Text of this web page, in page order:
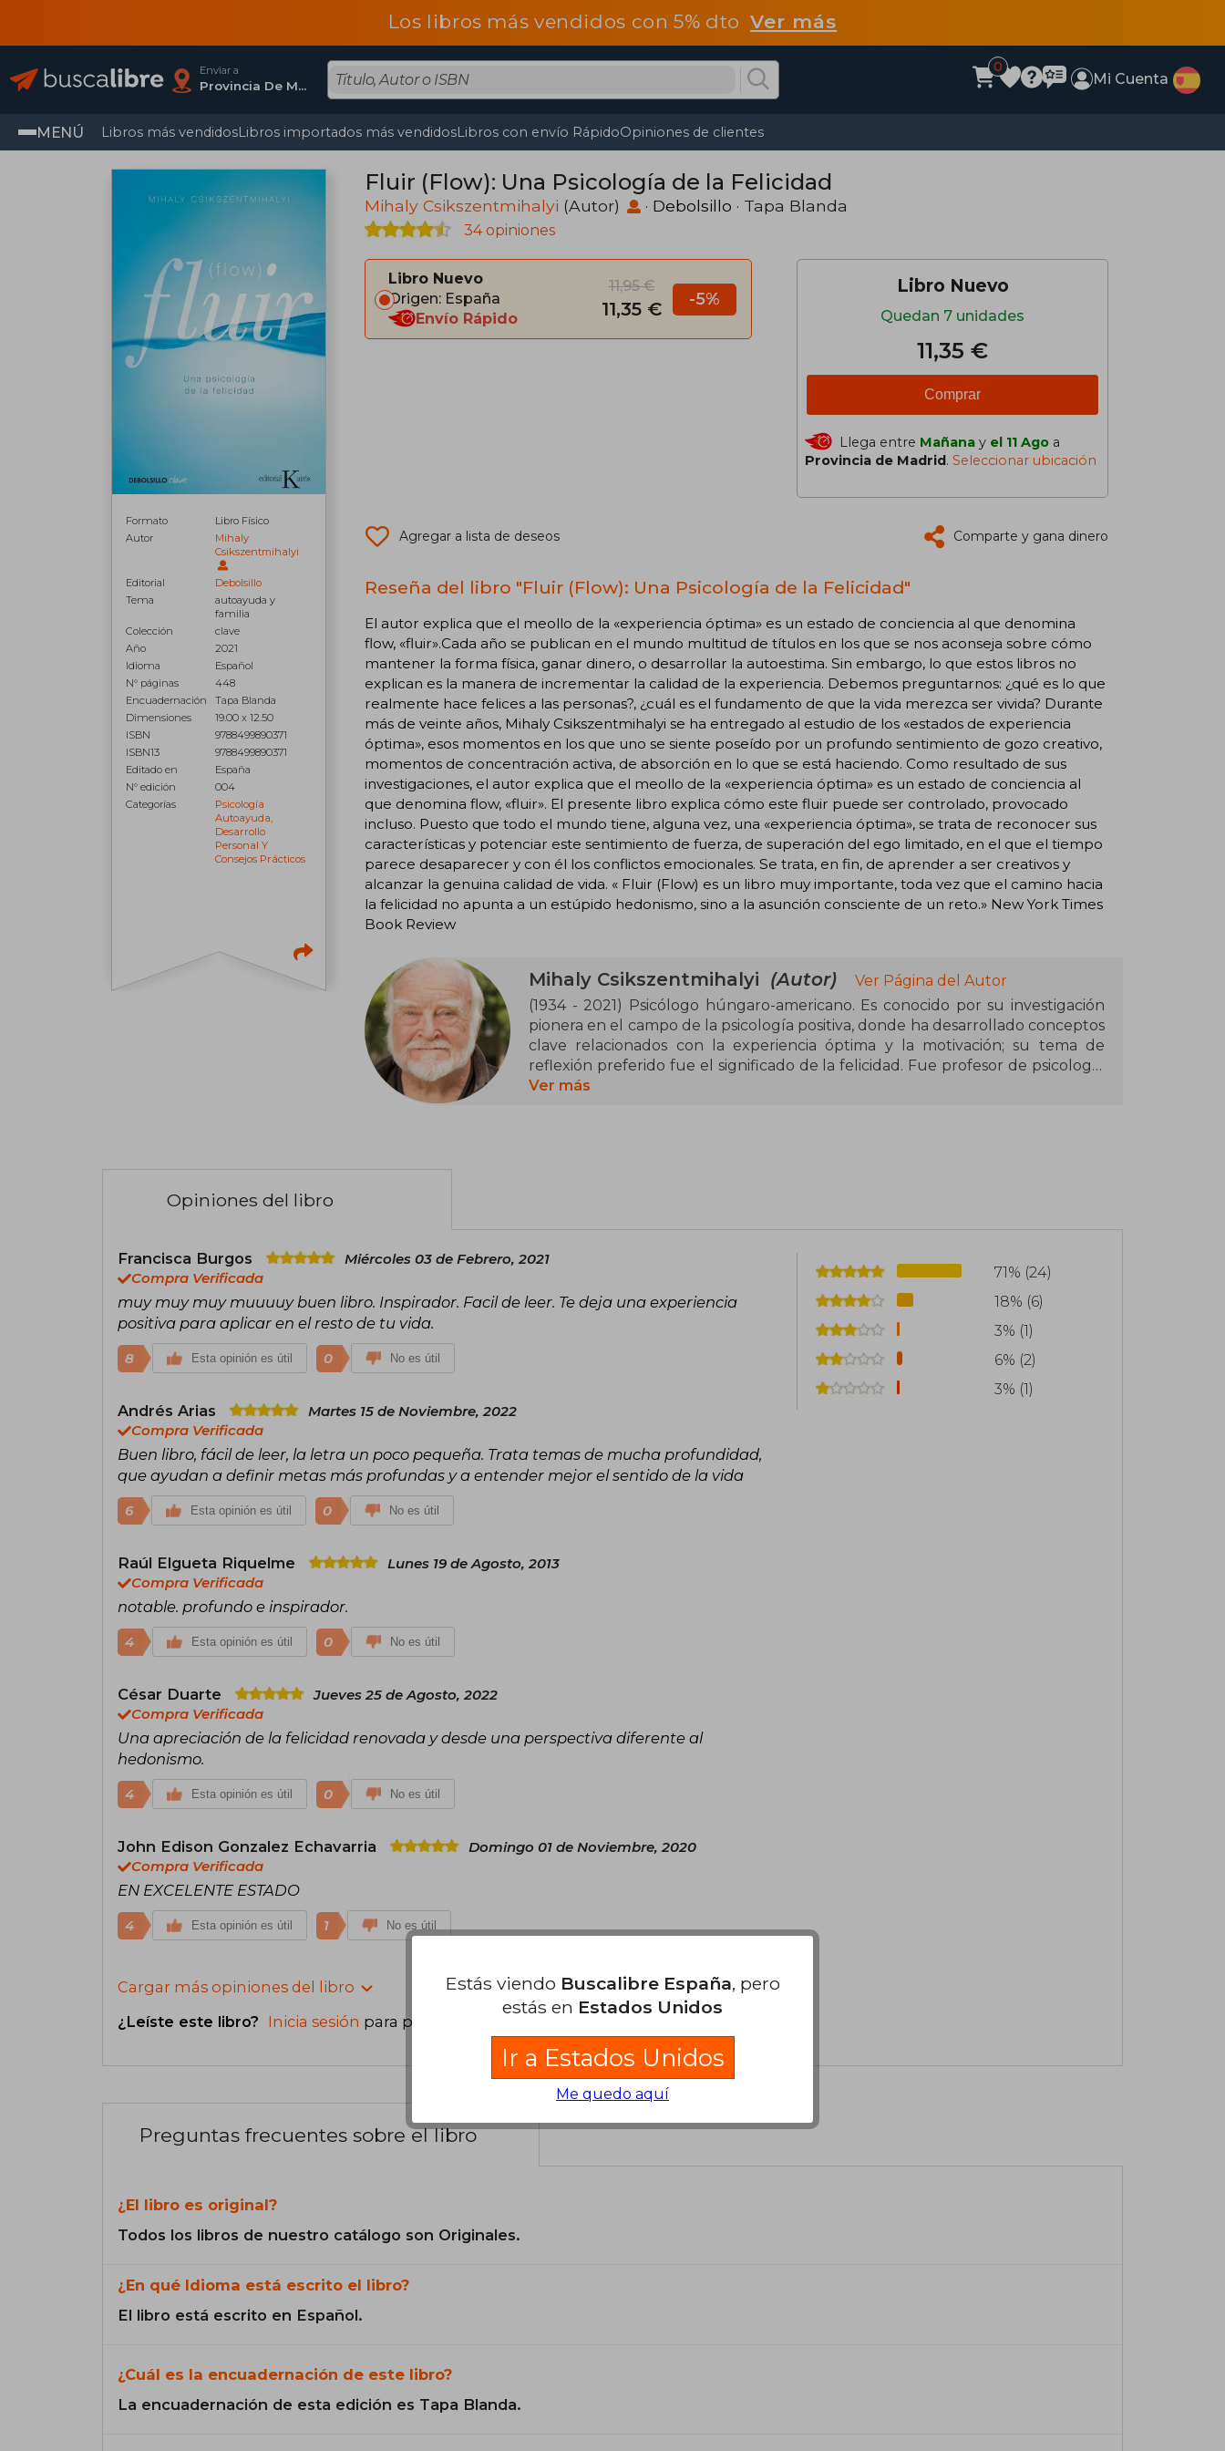
Los libros más vendidos con 5% dtoVer más
Enviar a
Provincia De Madrid
0
Mi Cuenta
MENÚ Libros más vendidosLibros importados más vendidosLibros con envío RápidoOpiniones de clientes
Formato
Libro Físico
Autor
Mihaly
Csikszentmihalyi
Editorial
Debolsillo
Tema
autoayuda y
familia
Colección
clave
Año
2021
Idioma
Español
N° páginas
448
Encuadernación
Tapa Blanda
Dimensiones
19.00 x 12.50
ISBN
9788499890371
ISBN13
9788499890371
Editado en
España
N° edición
004
Categorías
Psicología
Autoayuda,
Desarrollo
Personal Y
Consejos Prácticos
Fluir (Flow): Una Psicología de la Felicidad
Mihaly Csikszentmihalyi (Autor) · Debolsillo · Tapa Blanda
34 opiniones
Libro Nuevo
Origen: España
Envío Rápido
11,95 €
11,35 € -5%
Libro Nuevo
Quedan 7 unidades
11,35 €
Comprar
Llega entre Mañana y el 11 Ago a
Provincia de Madrid. Seleccionar ubicación
Agregar a lista de deseos Comparte y gana dinero
Reseña del libro "Fluir (Flow): Una Psicología de la Felicidad"
El autor explica que el meollo de la «experiencia óptima» es un estado de conciencia al que denomina
flow, «fluir».Cada año se publican en el mundo multitud de títulos en los que se nos aconseja sobre cómo
mantener la forma física, ganar dinero, o desarrollar la autoestima. Sin embargo, lo que estos libros no
explican es la manera de incrementar la calidad de la experiencia. Debemos preguntarnos: ¿qué es lo que
realmente hace felices a las personas?, ¿cuál es el fundamento de que la vida merezca ser vivida? Durante
más de veinte años, Mihaly Csikszentmihalyi se ha entregado al estudio de los «estados de experiencia
óptima», esos momentos en los que uno se siente poseído por un profundo sentimiento de gozo creativo,
momentos de concentración activa, de absorción en lo que se está haciendo. Como resultado de sus
investigaciones, el autor explica que el meollo de la «experiencia óptima» es un estado de conciencia al
que denomina flow, «fluir». El presente libro explica cómo este fluir puede ser controlado, provocado
incluso. Puesto que todo el mundo tiene, alguna vez, una «experiencia óptima», se trata de reconocer sus
características y potenciar este sentimiento de fuerza, de superación del ego limitado, en el que el tiempo
parece desaparecer y con él los conflictos emocionales. Se trata, en fin, de aprender a ser creativos y
alcanzar la genuina calidad de vida. « Fluir (Flow) es un libro muy importante, toda vez que el camino hacia
la felicidad no apunta a un estúpido hedonismo, sino a la asunción consciente de un reto.» New York Times
Book Review
Mihaly Csikszentmihalyi (Autor)
Ver Página del Autor
(1934 - 2021) Psicólogo húngaro-americano. Es conocido por su investigación
pionera en el campo de la psicología positiva, donde ha desarrollado conceptos
clave relacionados con la experiencia óptima y la motivación; su tema de
reflexión preferido fue el significado de la felicidad. Fue profesor de psicología
en la Universidad de Claremont (California), jefe del departamento de
Ver más
Opiniones del libro
Francisca Burgos
Miércoles 03 de Febrero, 2021
Compra Verificada
muy muy muy muuuuy buen libro. Inspirador. Facil de leer. Te deja una experiencia
positiva para aplicar en el resto de tu vida.
8 Esta opinión es útil 0 No es útil
Andrés Arias
Martes 15 de Noviembre, 2022
Compra Verificada
Buen libro, fácil de leer, la letra un poco pequeña. Trata temas de mucha profundidad,
que ayudan a definir metas más profundas y a entender mejor el sentido de la vida
6 Esta opinión es útil 0 No es útil
Raúl Elgueta Riquelme
Lunes 19 de Agosto, 2013
Compra Verificada
notable. profundo e inspirador.
4 Esta opinión es útil 0 No es útil
César Duarte
Jueves 25 de Agosto, 2022
Compra Verificada
Una apreciación de la felicidad renovada y desde una perspectiva diferente al
hedonismo.
4 Esta opinión es útil 0 No es útil
John Edison Gonzalez Echavarria
Domingo 01 de Noviembre, 2020
Compra Verificada
EN EXCELENTE ESTADO
4 Esta opinión es útil 1 No es útil
Cargar más opiniones del libro
¿Leíste este libro? Inicia sesión para poder agregar tu propia evaluación
71% (24)
18% (6)
3% (1)
6% (2)
3% (1)
Preguntas frecuentes sobre el libro
¿El libro es original?
Todos los libros de nuestro catálogo son Originales.
¿En qué Idioma está escrito el libro?
El libro está escrito en Español.
¿Cuál es la encuadernación de este libro?
La encuadernación de esta edición es Tapa Blanda.
Estás viendo Buscalibre España, pero
estás en Estados Unidos
Ir a Estados Unidos
Me quedo aquí